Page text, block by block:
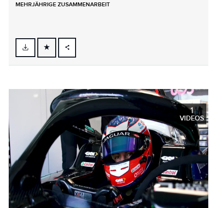
MEHRJÄHRIGE ZUSAMMENARBEIT
FACEBOOK
LINKEDIN
SHARE 1
VIDEOS